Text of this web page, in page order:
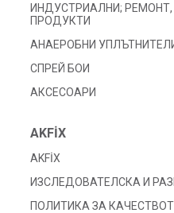
ИНДУСТРИАЛНИ;
ПРОДУКТИ
АНАЕРОБНИ
СПРЕЙ БОИ
АКСЕСОАРИ
AKFİX
AKFİX
ИЗСЛЕДОВАТЕЛСКА И
ПОЛИТИКА ЗА